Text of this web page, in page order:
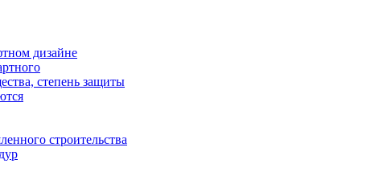
дизайне
степень защиты
строительства